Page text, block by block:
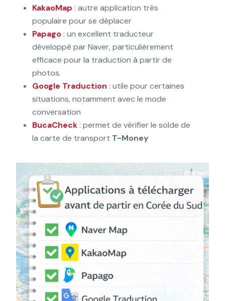
KakaoMap : autre application très
populaire pour se déplacer
Papago: un excellent traducteur
développé par Naver, particulièrement
efficace pour la traduction à partir de
photos.
Google Traduction : utile pour certaines
situations, notamment avec le mode
conversation
BucaCheck: permet de vérifier le solde de
la carte de transport T-Money